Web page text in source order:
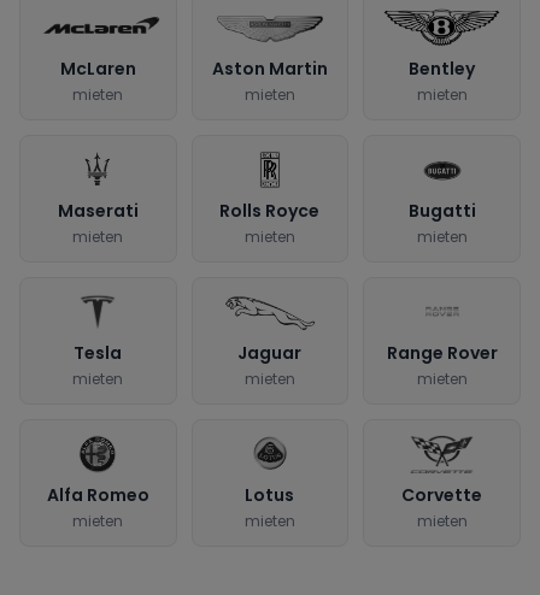
McLaren
mieten
Aston Martin
mieten
Bentley
mieten
Maserati
mieten
Rolls Royce
mieten
Bugatti
mieten
Tesla
mieten
Jaguar
mieten
Range Rover
mieten
Alfa Romeo
mieten
Lotus
mieten
Corvette
mieten